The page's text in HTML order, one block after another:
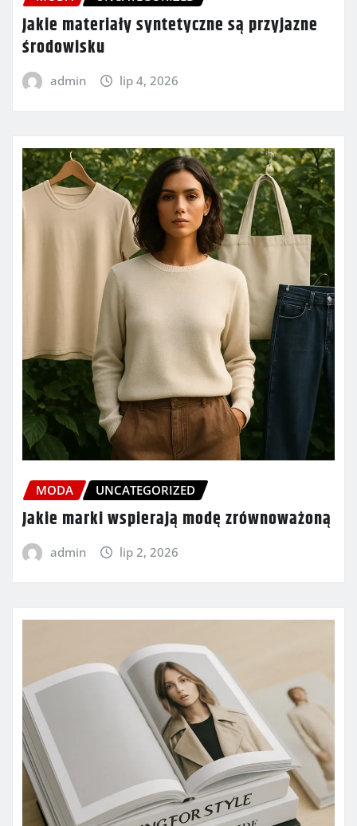
Jakie materiały syntetyczne są przyjazne
środowisku
admin lip 4, 2026
MODA UNCATEGORIZED
Jakie marki wspierają modę zrównoważoną
admin lip 2, 2026